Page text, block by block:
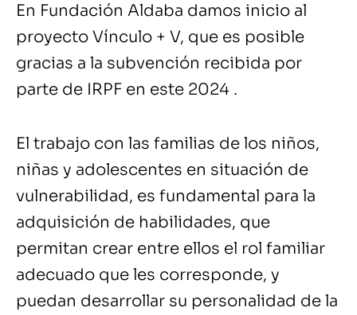
En Fundación Aldaba damos inicio al
proyecto Vínculo + V, que es posible
gracias a la subvención recibida por
parte de IRPF en este 2024 .
El trabajo con las familias de los niños,
niñas y adolescentes en situación de
vulnerabilidad, es fundamental para la
adquisición de habilidades, que
permitan crear entre ellos el rol familiar
adecuado que les corresponde, y
puedan desarrollar su personalidad de la